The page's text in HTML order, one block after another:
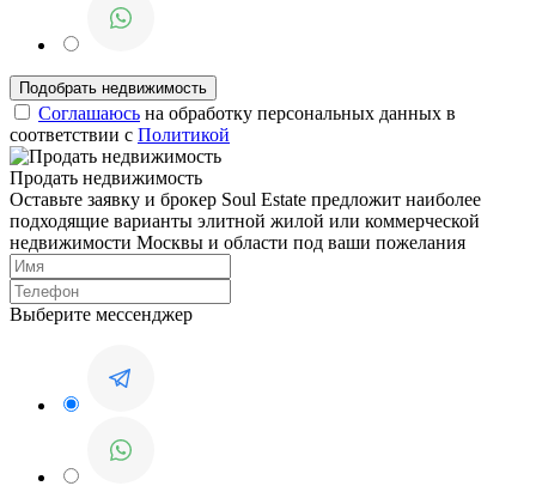
Соглашаюсь на обработку персональных данных в
соответствии с Политикой
Продать недвижимость
Оставьте заявку и брокер Soul Estate предложит наиболее
подходящие варианты элитной жилой или коммерческой
недвижимости Москвы и области под ваши пожелания
Выберите мессенджер